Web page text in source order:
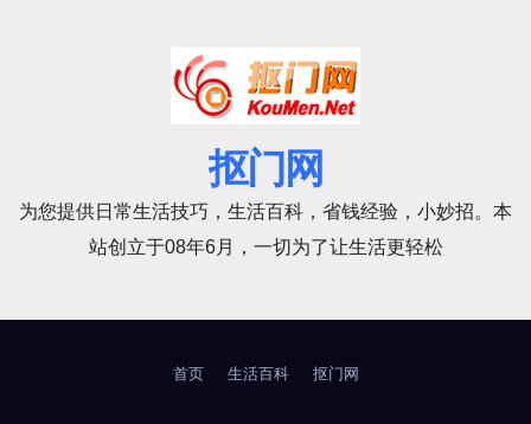
抠门网
为您提供日常生活技巧，生活百科，省钱经验，小妙招。本
站创立于08年6月，一切为了让生活更轻松
首页 生活百科 抠门网